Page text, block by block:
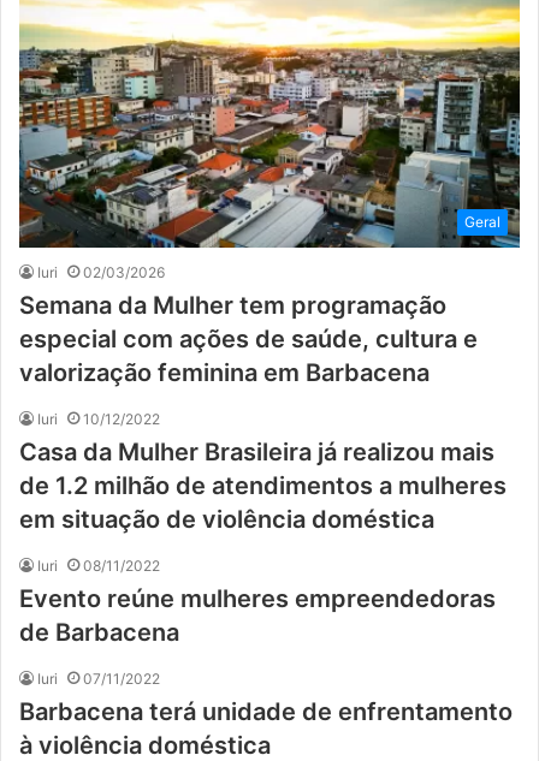
Geral
Iuri 02/03/2026
Semana da Mulher tem programação
especial com ações de saúde, cultura e
valorização feminina em Barbacena
Iuri 10/12/2022
Casa da Mulher Brasileira já realizou mais
de 1.2 milhão de atendimentos a mulheres
em situação de violência doméstica
Iuri 08/11/2022
Evento reúne mulheres empreendedoras
de Barbacena
Iuri 07/11/2022
Barbacena terá unidade de enfrentamento
à violência doméstica